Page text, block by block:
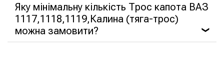
Яку мінімальну кількість Трос капота ВАЗ
1117,1118,1119,Калина (тяга-трос)
можна замовити?
❯